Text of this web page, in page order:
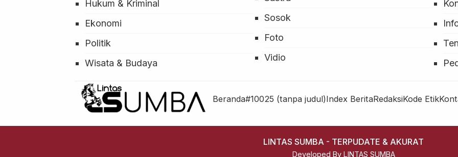
Hukum & Kriminal
Ekonomi
Politik
Wisata & Budaya
Sosok
Foto
Vidio
Beranda#10025 (tanpa judul)Index BeritaRedaksiKode Etik
LINTAS SUMBA - TERPUDATE & AKURAT
Developed By LINTAS SUMBA